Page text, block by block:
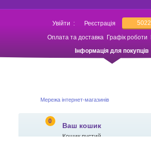
Увійти : Реєстрація 5022
Оплата та доставка Графік роботи
Інформація для покупців
Мережа інтернет-магазинів
0
Ваш кошик
Кошик пустий